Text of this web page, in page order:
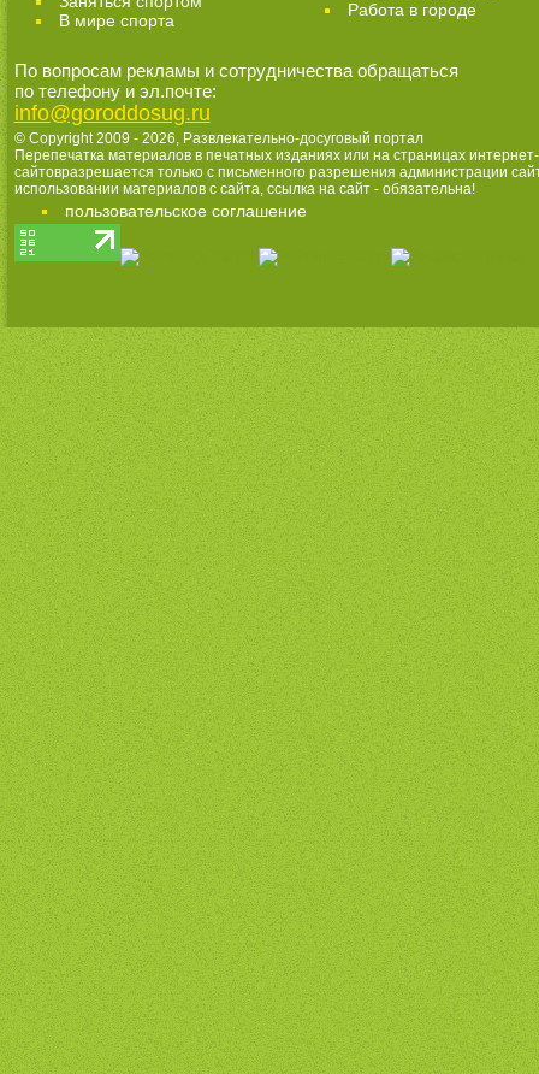
В мире спорта
Работа в городе
По вопросам рекламы и сотрудничества обращаться
по телефону и эл.почте:
info@goroddosug.ru
© Copyright 2009 - 2026, Развлекательно-досуговый портал
Перепечатка материалов в печатных изданиях или на страницах интернет-
сайтовразрешается только с письменного разрешения администрации
использовании материалов с сайта, ссылка на сайт - обязательна!
пользовательское соглашение